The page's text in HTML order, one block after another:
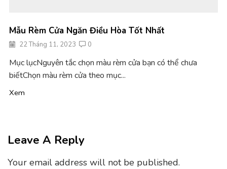
Mẫu Rèm Cửa Ngăn Điều Hòa Tốt Nhất
22 Tháng 11, 2023 0
Mục lụcNguyên tắc chọn màu rèm cửa bạn có thể chưa
biếtChọn màu rèm cửa theo mục...
Xem
Leave A Reply
Your email address will not be published.